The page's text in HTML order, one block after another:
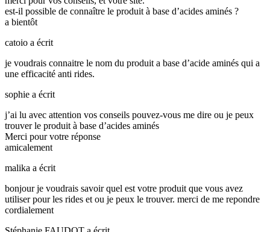
est-il possible de connaître le produit à base d’acides aminés ?
a bientôt
catoio a écrit
je voudrais connaitre le nom du produit a base d’acide aminés qui a
une efficacité anti rides.
sophie a écrit
j’ai lu avec attention vos conseils pouvez-vous me dire ou je peux
trouver le produit à base d’acides aminés
Merci pour votre réponse
amicalement
malika a écrit
bonjour je voudrais savoir quel est votre produit que vous avez
utiliser pour les rides et ou je peux le trouver. merci de me repondre
cordialement